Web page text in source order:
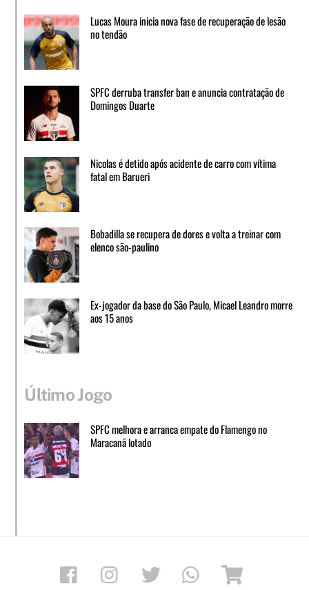
Lucas Moura inicia nova fase de recuperação de lesão
no tendão
SPFC derruba transfer ban e anuncia contratação de
Domingos Duarte
Nicolas é detido após acidente de carro com vítima
fatal em Barueri
Bobadilla se recupera de dores e volta a treinar com
elenco são-paulino
Ex-jogador da base do São Paulo, Micael Leandro morre
aos 15 anos
Último Jogo
SPFC melhora e arranca empate do Flamengo no
Maracanã lotado
Facebook Instagram Twitter Whatsapp